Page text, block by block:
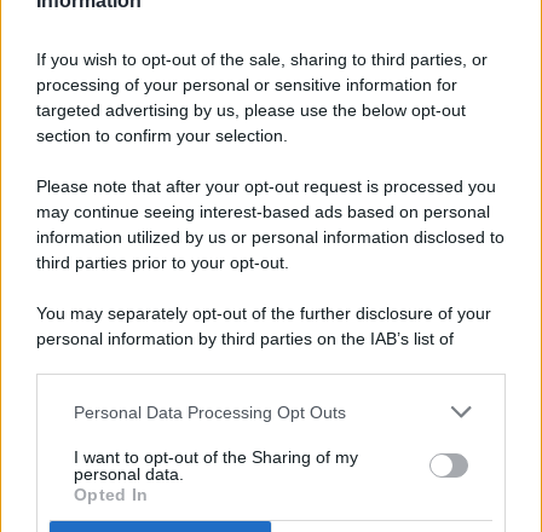
If you wish to opt-out of the sale, sharing to third parties, or
processing of your personal or sensitive information for
targeted advertising by us, please use the below opt-out
section to confirm your selection.
Please note that after your opt-out request is processed you
may continue seeing interest-based ads based on personal
information utilized by us or personal information disclosed to
third parties prior to your opt-out.
You may separately opt-out of the further disclosure of your
personal information by third parties on the IAB’s list of
This information may also be disclosed by us to third parties
disclose it to other third parties.
Personal Data Processing Opt Outs
I want to opt-out of the Sharing of my
personal data.
Opted In
© 2026 - Pianeta Design - P.IVA 04827280654 - Testata
Registrata Al Tribunale Di Nocera Inferiore N. 8/2020 - RG N.
ISCRIZIONE AL ROC N. 35792 – ISCRITTA ALL’ANSO
(ASSOCIAZIONE NAZIONALE STAMPA ONLINE)
PREFERENZE PRIVACY